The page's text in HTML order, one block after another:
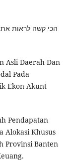
Asli Daerah Dan
Pada
Ekon Akunt
Pendapatan
Alokasi Khusus
Provinsi Banten